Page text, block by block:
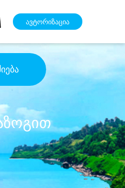
ავტორიზაცია